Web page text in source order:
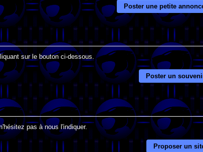
Poster une petite
sur le bouton ci-dessous.
Poster un
pas à nous l'indiquer.
Proposer un